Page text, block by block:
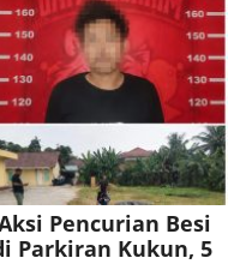
Pencurian Besi
Parkiran Kukun, 5